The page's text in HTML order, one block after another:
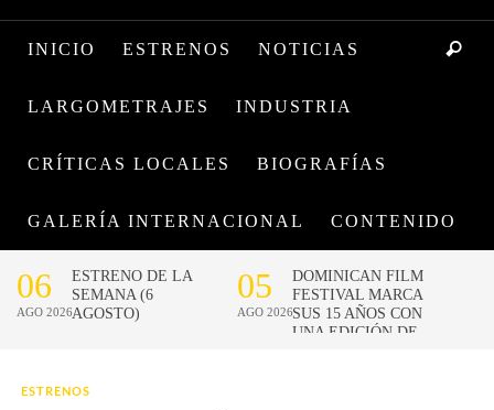
INICIO ESTRENOS NOTICIAS
LARGOMETRAJES INDUSTRIA
CRÍTICAS LOCALES BIOGRAFÍAS
GALERÍA INTERNACIONAL CONTENIDO
ESTRENOS